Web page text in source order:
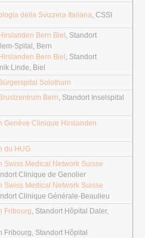
della Svizzera Italiana, CSSI
Bern Biel , Standort
Spital, Bern
Bern Biel , Standort
Linde, Biel
Solothurn
Bern, Standort Inselspital
Genève Clinique Hirslanden
du HUG
Swiss Medical Network Suisse
Clinique de Genolier
Swiss Medical Network Suisse
Clinique Générale-Beaulieu
Fribourg, Standort Hôpital Daler,
Fribourg, Standort Hôpital